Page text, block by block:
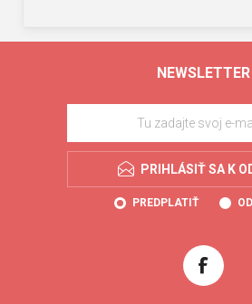
NEWSLETTER
PRIHLÁSIŤ SA K
PREDPLATIŤ